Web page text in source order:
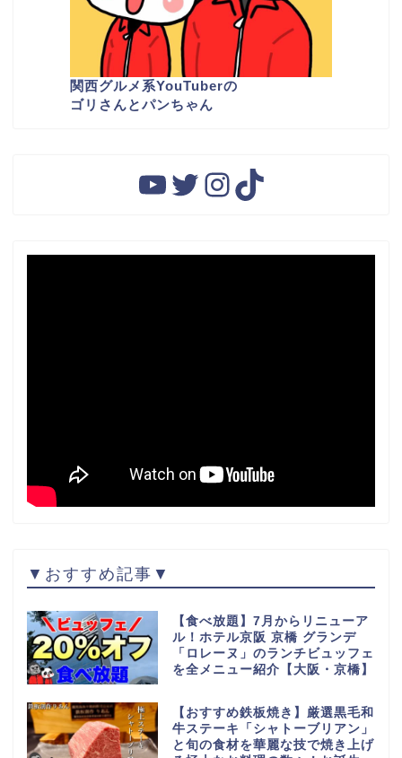
関西グルメ系YouTuberの
ゴリさんとパンちゃん
▼おすすめ記事▼
【食べ放題】7月からリニューア
ル！ホテル京阪 京橋 グランデ
「ロレーヌ」のランチビュッフェ
を全メニュー紹介【大阪・京橋】
【おすすめ鉄板焼き】厳選黒毛和
牛ステーキ「シャトーブリアン」
と旬の食材を華麗な技で焼き上げ